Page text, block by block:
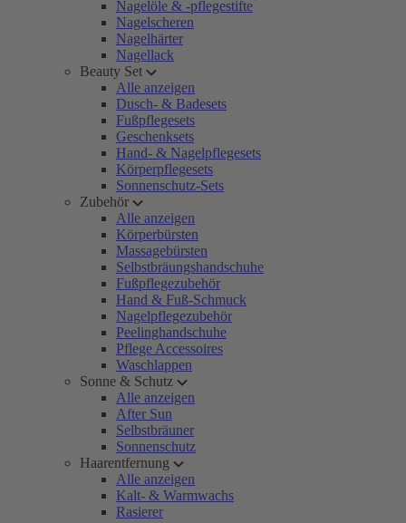
Nagelöle & -pflegestifte
Nagelscheren
Nagelhärter
Nagellack
Beauty Set
Alle anzeigen
Dusch- & Badesets
Fußpflegesets
Geschenksets
Hand- & Nagelpflegesets
Körperpflegesets
Sonnenschutz-Sets
Zubehör
Alle anzeigen
Körperbürsten
Massagebürsten
Selbstbräungshandschuhe
Fußpflegezubehör
Hand & Fuß-Schmuck
Nagelpflegezubehör
Peelinghandschuhe
Pflege Accessoires
Waschlappen
Sonne & Schutz
Alle anzeigen
After Sun
Selbstbräuner
Sonnenschutz
Haarentfernung
Alle anzeigen
Kalt- & Warmwachs
Rasierer